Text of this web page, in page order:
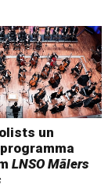
un
LNSO Mālers